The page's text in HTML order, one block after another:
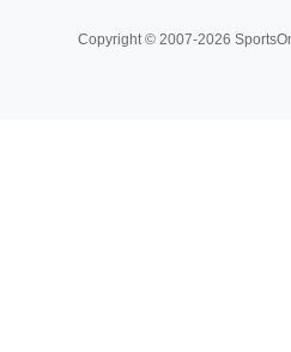
Copyright © 2007-2026